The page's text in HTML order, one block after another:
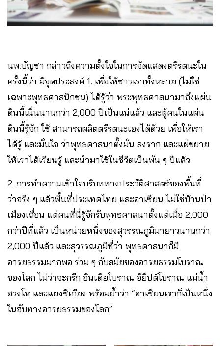
นพ.บัญชา กล่าวถึงความตั้งใจในการจัดแสดงตรีรตนะใน
ครั้งนี้ว่า มีจุดประสงค์ 1. เพื่อให้ชาวเราทั้งหลาย (ไม่ใช่
เฉพาะพุทธศาสนิกชน) ได้รู้ว่า พระพุทธศาสนามาถึงแผ่น
ดินนี้เนิ่นนานกว่า 2,000 ปีเป็นแน่แล้ว และผู้คนในแผ่น
ดินนี้รู้จัก ใช้ สามารถผลิตตรีรตนะเองได้ด้วย เพื่อให้เรา
ได้รู้ และมั่นใจ ว่าพุทธศาสนาตั้งมั่น ลงราก และแผ่ขยาย
ให้เราได้เรียนรู้ และนำมาใช้ในชีวิตเป็นพัน ๆ ปีแล้ว
2. การทำความเข้าใจบริบททางประวัติศาสตร์ของพื้นที่
ว่าจริง ๆ แล้วพื้นที่ประเทศไทย และอาเซียน ไม่ใช่บ้านป่า
เมืองเถื่อน แต่คนที่นี่รู้จักรับพุทธศาสนาตั้งแต่เมื่อ 2,000
กว่าปีที่แล้ว เป็นหน่วยหนึ่งของสุวรรณภูมิมายาวนานกว่า
2,000 ปีแล้ว และสุวรรณภูมิที่ว่า พุทธศาสนาก็มี
อารยธรรมมากพอ ร่วม ๆ กับสมัยของอารยธรรมโบราณ
ของโลก ไม่ว่าจะกรีก อินเดียโบราณ อียิปต์โบราณ แม่น้ำ
ฮวงโห และแยงซีเกียง พร้อมย้ำว่า “อาเซียนเราก็เป็นหนึ่ง
ในฮับทางอารยธรรมของโลก”